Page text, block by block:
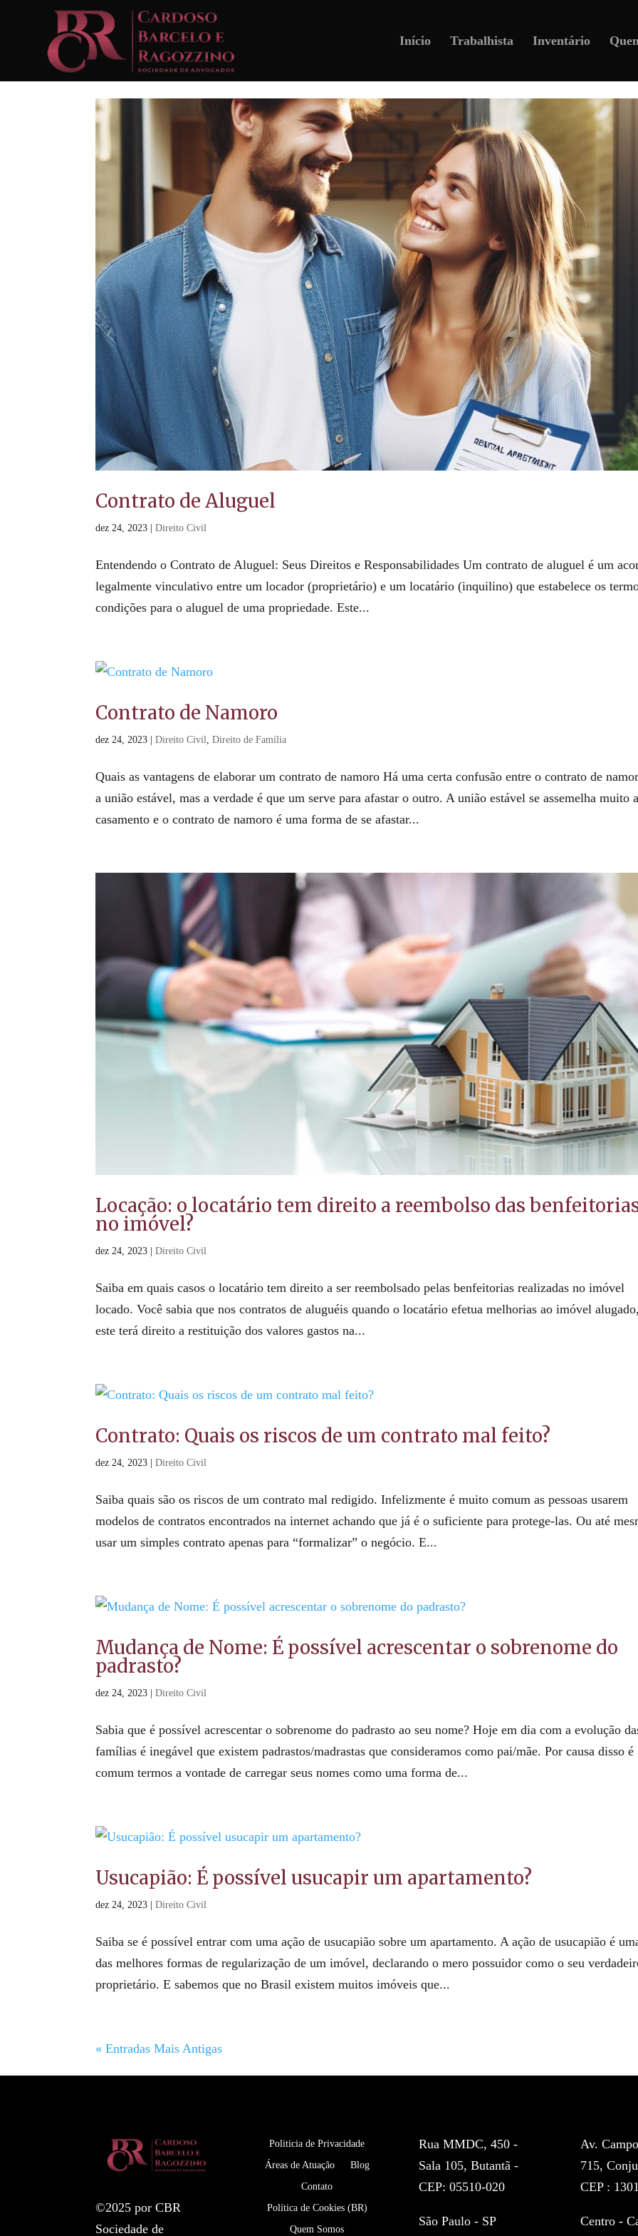
Início Trabalhista Inventário
Contrato de Aluguel
dez 24, 2023 |Direito Civil
Entendendo o Contrato de Aluguel: Seus Direitos e Responsabilidades Um contrato de aluguel é um
legalmente vinculativo entre um locador (proprietário) e um locatário (inquilino) que estabelece os
condições para o aluguel de uma propriedade. Este...
Contrato de Namoro
dez 24, 2023 |Direito Civil ,Direito de Família
Quais as vantagens de elaborar um contrato de namoro Há uma certa confusão entre o contrato de
a união estável, mas a verdade é que um serve para afastar o outro. A união estável se assemelha muito
casamento e o contrato de namoro é uma forma de se afastar...
Locação: o locatário tem direito a reembolso das
no imóvel?
dez 24, 2023 |Direito Civil
Saiba em quais casos o locatário tem direito a ser reembolsado pelas benfeitorias realizadas no imóvel
locado. Você sabia que nos contratos de aluguéis quando o locatário efetua melhorias ao imóvel
este terá direito a restituição dos valores gastos na...
Contrato: Quais os riscos de um contrato mal feito?
dez 24, 2023 |Direito Civil
Saiba quais são os riscos de um contrato mal redigido. Infelizmente é muito comum as pessoas usarem
modelos de contratos encontrados na internet achando que já é o suficiente para protege-las. Ou até
usar um simples contrato apenas para “formalizar” o negócio. E...
Mudança de Nome: É possível acrescentar o sobrenome do
padrasto?
dez 24, 2023 |Direito Civil
Sabia que é possível acrescentar o sobrenome do padrasto ao seu nome? Hoje em dia com a evolução
famílias é inegável que existem padrastos/madrastas que consideramos como pai/mãe. Por causa disso é
comum termos a vontade de carregar seus nomes como uma forma de...
Usucapião: É possível usucapir um apartamento?
dez 24, 2023 |Direito Civil
Saiba se é possível entrar com uma ação de usucapião sobre um apartamento. A ação de usucapião é
das melhores formas de regularização de um imóvel, declarando o mero possuidor como o seu
proprietário. E sabemos que no Brasil existem muitos imóveis que...
« Entradas Mais Antigas
©2025 por CBR
Sociedade de
Politicia de Privacidade
Áreas de Atuação
Blog
Contato
Política de Cookies (BR)
Quem Somos
Rua MMDC, 450 -
Sala 105, Butantã -
CEP: 05510-020
São Paulo - SP
Av.
715,
CEP :
Centro -